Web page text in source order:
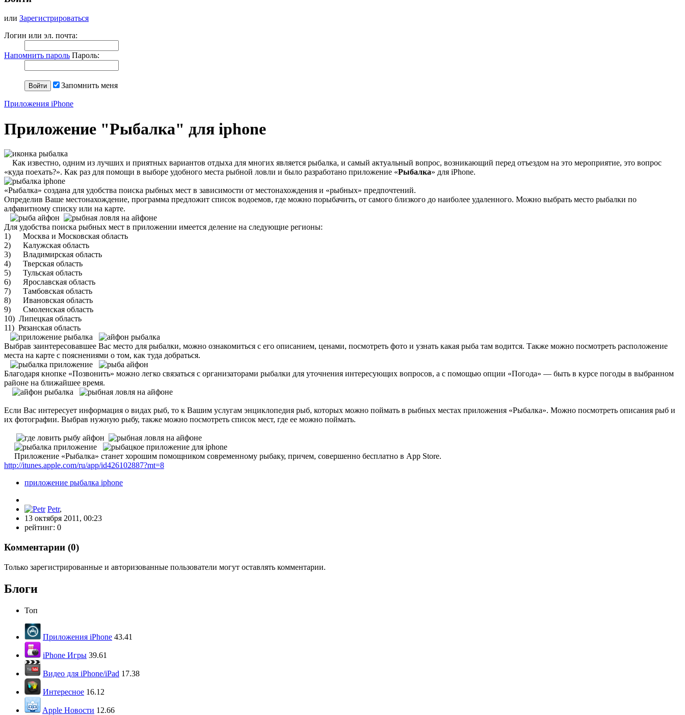
или Зарегистрироваться
Логин или эл. почта:
Напомнить пароль Пароль:
Запомнить меня
Приложения iPhone
Приложение "Рыбалка" для iphone
Как известно, одним из лучших и приятных вариантов отдыха для многих является рыбалка, и самый актуальный вопрос, возникающий перед отъездом на это мероприятие, это вопрос
«куда поехать?». Как раз для помощи в выборе удобного места рыбной ловли и было разработано приложение «Рыбалка» для iPhone.
«Рыбалка» создана для удобства поиска рыбных мест в зависимости от местонахождения и «рыбных» предпочтений.
Определив Ваше местонахождение, программа предложит список водоемов, где можно порыбачить, от самого близкого до наиболее удаленного. Можно выбрать место рыбалки по
алфавитному списку или на карте.
Для удобства поиска рыбных мест в приложении имеется деление на следующие регионы:
1) Москва и Московская область
2) Калужская область
3) Владимирская область
4) Тверская область
5) Тульская область
6) Ярославская область
7) Тамбовская область
8) Ивановская область
9) Смоленская область
10) Липецкая область
11) Рязанская область
Выбрав заинтересовавшее Вас место для рыбалки, можно ознакомиться с его описанием, ценами, посмотреть фото и узнать какая рыба там водится. Также можно посмотреть расположение
места на карте с пояснениями о том, как туда добраться.
Благодаря кнопке «Позвонить» можно легко связаться с организаторами рыбалки для уточнения интересующих вопросов, а с помощью опции «Погода» — быть в курсе погоды в выбранном
районе на ближайшее время.
Если Вас интересует информация о видах рыб, то к Вашим услугам энциклопедия рыб, которых можно поймать в рыбных местах приложения «Рыбалка». Можно посмотреть описания рыб и
их фотографии. Выбрав нужную рыбу, также можно посмотреть список мест, где ее можно поймать.
Приложение «Рыбалка» станет хорошим помощником современному рыбаку, причем, совершенно бесплатно в App Store.
http://itunes.apple.com/ru/app/id426102887?mt=8
приложение рыбалка iphone
Petr,
13 октября 2011, 00:23
рейтинг: 0
Комментарии (0)
Только зарегистрированные и авторизованные пользователи могут оставлять комментарии.
Блоги
Топ
Приложения iPhone 43.41
iPhone Игры 39.61
Видео для iPhone/iPad 17.38
Интересное 16.12
Apple Новости 12.66